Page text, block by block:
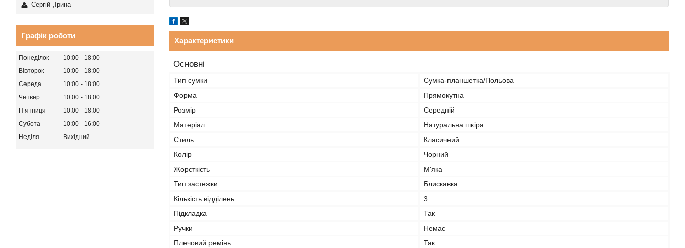
Характеристики
Основні
Тип сумки
Сумка-планшетка/Польова
Форма
Прямокутна
Розмір
Середній
Матеріал
Натуральна шкіра
Стиль
Класичний
Колір
Чорний
Жорсткість
М'яка
Тип застежки
Блискавка
Кількість відділень
3
Підкладка
Так
Ручки
Немає
Плечовий ремінь
Так
Сергій ,Ірина
Графік роботи
Понеділок 10:00
18:00
Вівторок
10:00
18:00
Середа
10:00
18:00
Четвер
10:00
18:00
Пʼятниця
10:00
18:00
Субота
10:00
16:00
Неділя
Вихідний